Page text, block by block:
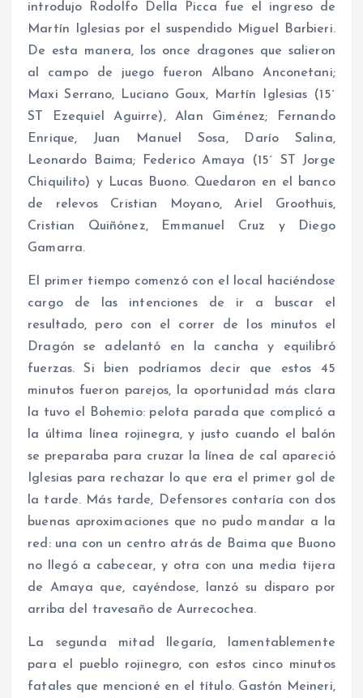
introdujo Rodolfo Della Picca fue el ingreso de
Martín Iglesias por el suspendido Miguel Barbieri.
De esta manera, los once dragones que salieron
al campo de juego fueron Albano Anconetani;
Maxi Serrano, Luciano Goux, Martín Iglesias (15´
ST Ezequiel Aguirre), Alan Giménez; Fernando
Enrique, Juan Manuel Sosa, Darío Salina,
Leonardo Baima; Federico Amaya (15´ ST Jorge
Chiquilito) y Lucas Buono. Quedaron en el banco
de relevos Cristian Moyano, Ariel Groothuis,
Cristian Quiñónez, Emmanuel Cruz y Diego
Gamarra.
El primer tiempo comenzó con el local haciéndose
cargo de las intenciones de ir a buscar el
resultado, pero con el correr de los minutos el
Dragón se adelantó en la cancha y equilibró
fuerzas. Si bien podríamos decir que estos 45
minutos fueron parejos, la oportunidad más clara
la tuvo el Bohemio: pelota parada que complicó a
la última línea rojinegra, y justo cuando el balón
se preparaba para cruzar la línea de cal apareció
Iglesias para rechazar lo que era el primer gol de
la tarde. Más tarde, Defensores contaría con dos
buenas aproximaciones que no pudo mandar a la
red: una con un centro atrás de Baima que Buono
no llegó a cabecear, y otra con una media tijera
de Amaya que, cayéndose, lanzó su disparo por
arriba del travesaño de Aurrecochea.
La segunda mitad llegaría, lamentablemente
para el pueblo rojinegro, con estos cinco minutos
fatales que mencioné en el título. Gastón Meineri,